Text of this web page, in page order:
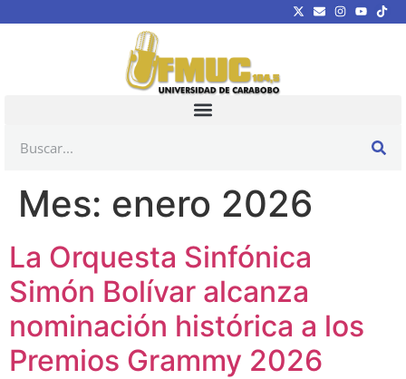
Mes: enero 2026
La Orquesta Sinfónica
Simón Bolívar alcanza
nominación histórica a los
Premios Grammy 2026